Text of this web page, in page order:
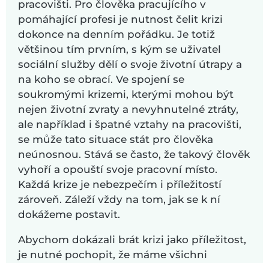
pracovišti. Pro člověka pracujícího v
pomáhající profesi je nutnost čelit krizi
dokonce na denním pořádku. Je totiž
většinou tím prvním, s kým se uživatel
sociální služby dělí o svoje životní útrapy a
na koho se obrací. Ve spojení se
soukromými krizemi, kterými mohou být
nejen životní zvraty a nevyhnutelné ztráty,
ale například i špatné vztahy na pracovišti,
se může tato situace stát pro člověka
neúnosnou. Stává se často, že takový člověk
vyhoří a opouští svoje pracovní místo.
Každá krize je nebezpečím i příležitostí
zároveň. Záleží vždy na tom, jak se k ní
dokážeme postavit.
Abychom dokázali brát krizi jako příležitost,
je nutné pochopit, že máme všichni